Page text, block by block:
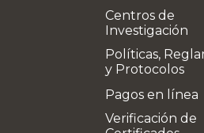
Centros de
Investigación
Políticas,
y Protocolos
Pagos en línea
Verificación de